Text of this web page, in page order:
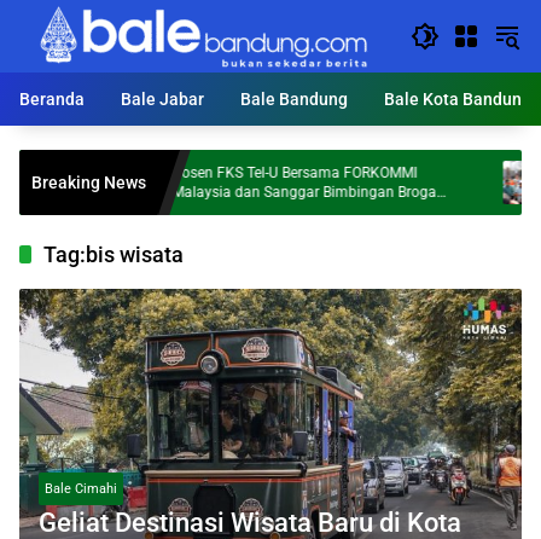
Langsung
konten
Beranda
Bale Jabar Bale Bandung Bale Kota Bandung
Breaking NewsDosen FKS Tel-U Bersama FORKOMMI
Malaysia dan Sanggar Bimbingan Broga
Perkuat Kolaborasi Internasional melalui
KDS
Ton
Tag:bis wisata
Bale Cimahi
Geliat Destinasi Wisata Baru di Kota